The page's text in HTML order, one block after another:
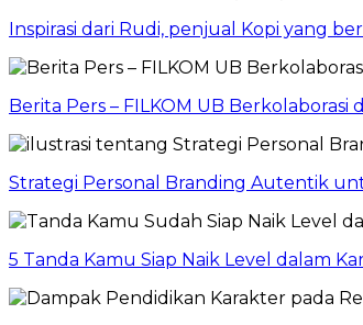
Inspirasi dari Rudi, penjual Kopi yang
Berita Pers – FILKOM UB
Strategi Personal Branding Autentik
5 Tanda Kamu Siap Naik Level dalam